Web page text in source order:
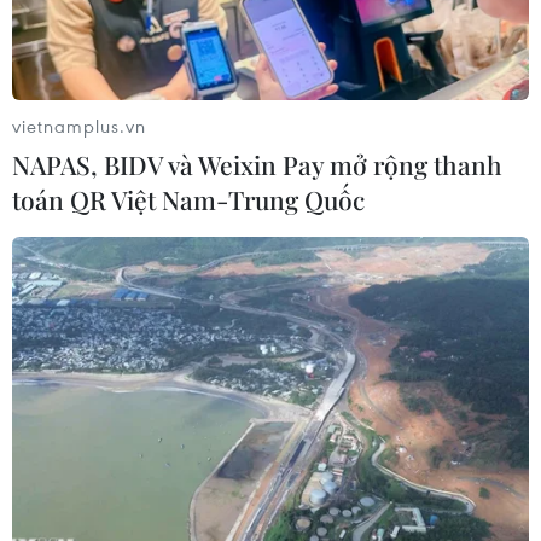
U19 Việt Nam đang nắm lợi thế trước trận gặp U19 Indonesia.
(Nguồn: VFF)
U19 Việt Nam sẽ khép lại hành trình tại vòng
bảng U19 Đông Nam Á 2026 bằng trận quyết
đấu chủ nhà U19 Indonesia ở lượt cuối bảng A.
Trận đấu mang tính "sinh tử" này sẽ diễn ra vào
vietnamplus.vn
NAPAS, BIDV và Weixin Pay mở rộng thanh
toán QR Việt Nam-Trung Quốc